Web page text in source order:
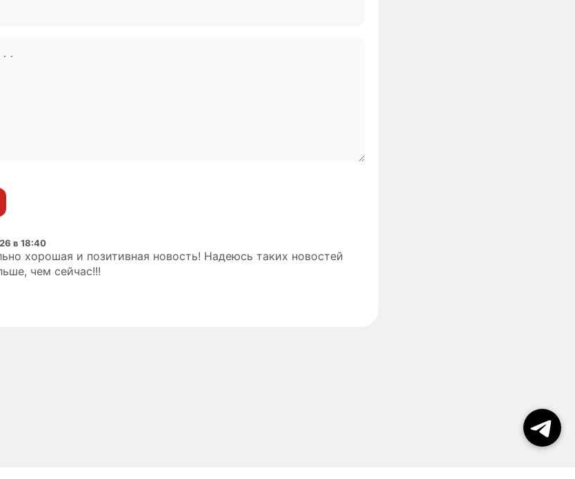
в 18:40
хорошая и позитивная новость! Надеюсь таких новостей
чем сейчас!!!